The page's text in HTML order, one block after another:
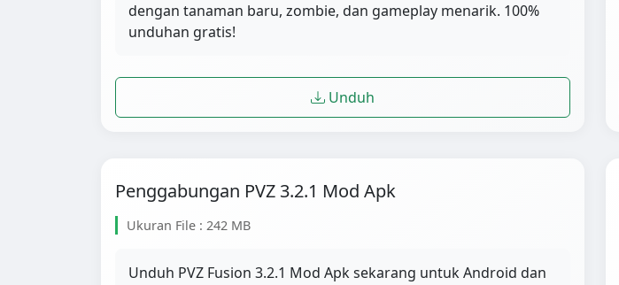
dengan tanaman baru, zombie, dan gameplay menarik. 100%
unduhan gratis!
Unduh
Penggabungan PVZ 3.2.1 Mod Apk
Ukuran File : 242 MB
Unduh PVZ Fusion 3.2.1 Mod Apk sekarang untuk Android dan